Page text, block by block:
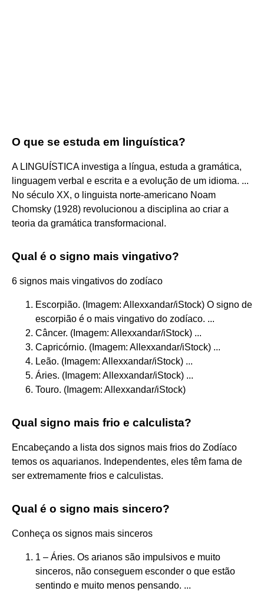
O que se estuda em linguística?
A LINGUÍSTICA investiga a língua, estuda a gramática,
linguagem verbal e escrita e a evolução de um idioma. ...
No século XX, o linguista norte-americano Noam
Chomsky (1928) revolucionou a disciplina ao criar a
teoria da gramática transformacional.
Qual é o signo mais vingativo?
6 signos mais vingativos do zodíaco
Escorpião. (Imagem: Allexxandar/iStock) O signo de
escorpião é o mais vingativo do zodíaco. ...
Câncer. (Imagem: Allexxandar/iStock) ...
Capricórnio. (Imagem: Allexxandar/iStock) ...
Leão. (Imagem: Allexxandar/iStock) ...
Áries. (Imagem: Allexxandar/iStock) ...
Touro. (Imagem: Allexxandar/iStock)
Qual signo mais frio e calculista?
Encabeçando a lista dos signos mais frios do Zodíaco
temos os aquarianos. Independentes, eles têm fama de
ser extremamente frios e calculistas.
Qual é o signo mais sincero?
Conheça os signos mais sinceros
1 – Áries. Os arianos são impulsivos e muito
sinceros, não conseguem esconder o que estão
sentindo e muito menos pensando. ...